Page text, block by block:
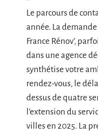
Le parcours de
année. La
France Rénov’,
dans une agence
synthétise votre
rendez-vous, le
dessus de quatre
l’extension du
villes en 2025. La